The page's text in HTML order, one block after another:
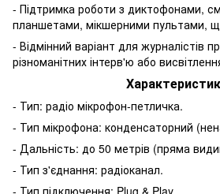
- Підтримка роботи з диктофонами,
планшетами, мікшерними пультами,
- Відмінний варіант для журналістів
різноманітних інтерв'ю або
- Тип: радіо мікрофон-петличка.
- Тип мікрофона: конденсаторний
- Дальність: до 50 метрів (пряма
- Тип з'єднання: радіоканал.
- Тип підключення: Plug & Play.